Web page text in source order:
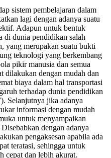
sistem pembelajaran dalam
lagi dengan adanya suatu
Adapun untuk bentuk
di dunia pendidikan salah
yang merupakan suatu bukti
teknologi yang berkembang
pikir manusia dan semua
dilakukan dengan mudah dan
biaya dalam hal transportasi
terhadap dunia pendidikan
Selanjutnya jika adanya
informasi dengan mudah
untuk menyampaikan
dengan adanya
pengaksesan apabila ada
teratasi, sehingga untuk
cepat dan lebih akurat.